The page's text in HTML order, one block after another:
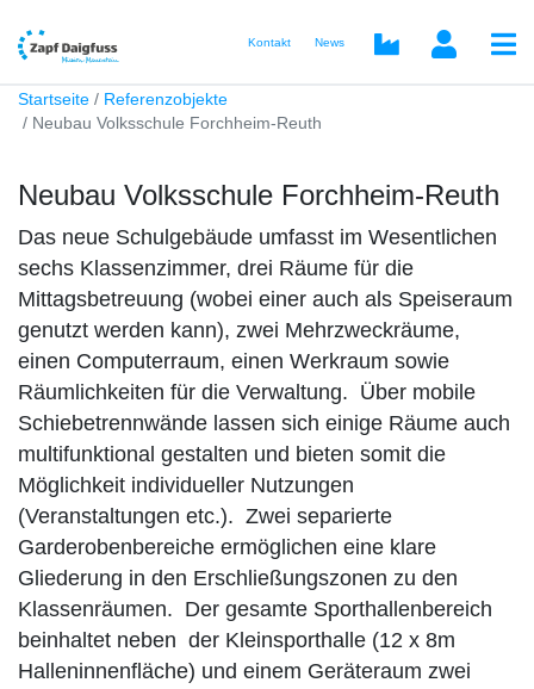
Kontakt News
Startseite
Referenzobjekte
Neubau Volksschule Forchheim-Reuth
Neubau Volksschule Forchheim-Reuth
Das neue Schulgebäude umfasst im Wesentlichen
sechs Klassenzimmer, drei Räume für die
Mittagsbetreuung (wobei einer auch als Speiseraum
genutzt werden kann), zwei Mehrzweckräume,
einen Computerraum, einen Werkraum sowie
Räumlichkeiten für die Verwaltung. Über mobile
Schiebetrennwände lassen sich einige Räume auch
multifunktional gestalten und bieten somit die
Möglichkeit individueller Nutzungen
(Veranstaltungen etc.). Zwei separierte
Garderobenbereiche ermöglichen eine klare
Gliederung in den Erschließungszonen zu den
Klassenräumen. Der gesamte Sporthallenbereich
beinhaltet neben der Kleinsporthalle (12 x 8m
Halleninnenfläche) und einem Geräteraum zwei